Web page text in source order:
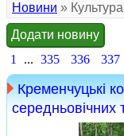
Новини »
Додати новину
1
... 335 336 337
Кременчуцькі
середньовічних